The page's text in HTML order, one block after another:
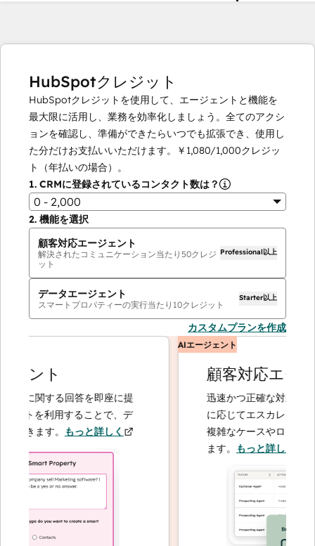
HubSpotクレジット
HubSpotクレジットを使用して、エージェントと機能を
最大限に活用し、業務を効率化しましょう。全てのアクシ
ョンを確認し、準備ができたらいつでも拡張でき、使用し
た分だけお支払いいただけます。
￥1,080/1,000クレジッ
ト（年払いの場合）。
1. CRMに登録されているコンタクト数は？
0 - 2,000
2. 機能を選択
顧客対応エージェント
解決されたコミュニケーション当たり 50クレジ
ット
Professional以上
データエージェント
スマートプロパティーの実行当たり 10クレジット
Starter以上
カスタムプランを作成
ント
に関する回答を即座に提
トを利用することで、デ
きます。もっと詳しく
AIエージェント
顧客対応エージ
迅速かつ正確な対応で問
に応じてエスカレーショ
複雑なケースやロイヤル
ます。もっと詳しく